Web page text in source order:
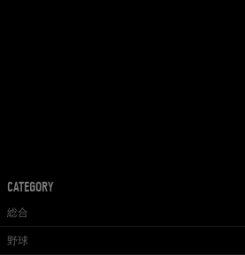
CATEGORY
総合
野球